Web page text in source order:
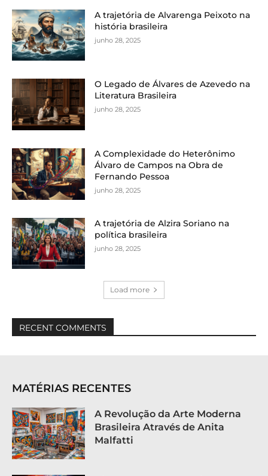
A trajetória de Alvarenga Peixoto na
história brasileira
junho 28, 2025
O Legado de Álvares de Azevedo na
Literatura Brasileira
junho 28, 2025
A Complexidade do Heterônimo
Álvaro de Campos na Obra de
Fernando Pessoa
junho 28, 2025
A trajetória de Alzira Soriano na
política brasileira
junho 28, 2025
Load more
RECENT COMMENTS
MATÉRIAS RECENTES
A Revolução da Arte Moderna
Brasileira Através de Anita
Malfatti